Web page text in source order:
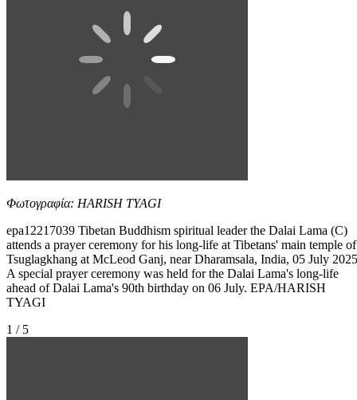
Φωτογραφία: HARISH TYAGI
epa12217039 Tibetan Buddhism spiritual leader the Dalai Lama (C)
attends a prayer ceremony for his long-life at Tibetans' main temple of
Tsuglagkhang at McLeod Ganj, near Dharamsala, India, 05 July
A special prayer ceremony was held for the Dalai Lama's long-life
ahead of Dalai Lama's 90th birthday on 06 July. EPA/HARISH
TYAGI
1 / 5